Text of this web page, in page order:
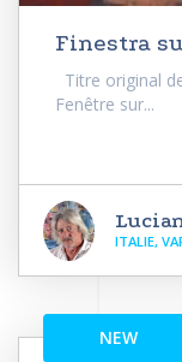
Finestra
Titre original
Fenêtre sur...
ITALIE,
NEW